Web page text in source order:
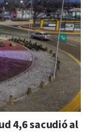
4,6 sacudió al